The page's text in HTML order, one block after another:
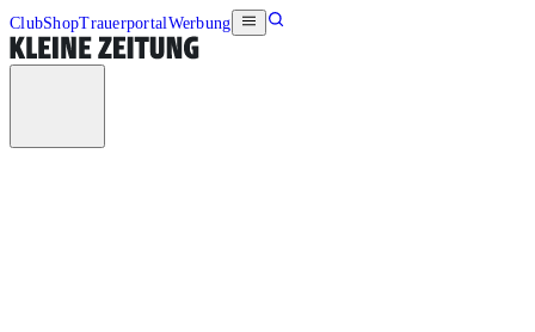
ClubShopTrauerportalWerbung